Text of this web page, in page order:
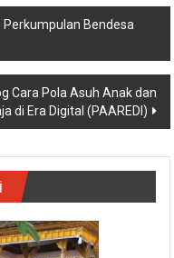
Perkumpulan Bendesa
Cara Pola Asuh Anak dan
di Era Digital (PAAREDI)